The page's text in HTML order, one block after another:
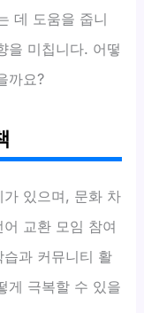
데 도움을 줍니
을 미칩니다. 어떻
까요?
있으며, 문화 차
교환 모임 참여
과 커뮤니티 활
게 극복할 수 있을